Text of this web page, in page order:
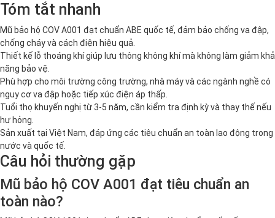
Tóm tắt nhanh
Mũ bảo hộ COV A001 đạt chuẩn ABE quốc tế, đảm bảo chống va đập,
chống cháy và cách điện hiệu quả.
Thiết kế lỗ thoáng khí giúp lưu thông không khí mà không làm giảm khả
năng bảo vệ.
Phù hợp cho môi trường công trường, nhà máy và các ngành nghề có
nguy cơ va đập hoặc tiếp xúc điện áp thấp.
Tuổi thọ khuyến nghị từ 3-5 năm, cần kiểm tra định kỳ và thay thế nếu
hư hỏng.
Sản xuất tại Việt Nam, đáp ứng các tiêu chuẩn an toàn lao động trong
nước và quốc tế.
Câu hỏi thường gặp
Mũ bảo hộ COV A001 đạt tiêu chuẩn an
toàn nào?